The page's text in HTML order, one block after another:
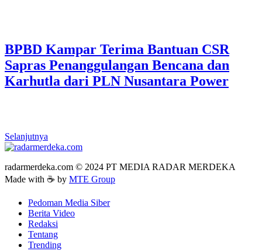
BPBD Kampar Terima Bantuan CSR
Sapras Penanggulangan Bencana dan
Karhutla dari PLN Nusantara Power
Selanjutnya
radarmerdeka.com © 2024 PT MEDIA RADAR MERDEKA
Made with ☕ by MTE Group
Pedoman Media Siber
Berita Video
Redaksi
Tentang
Trending